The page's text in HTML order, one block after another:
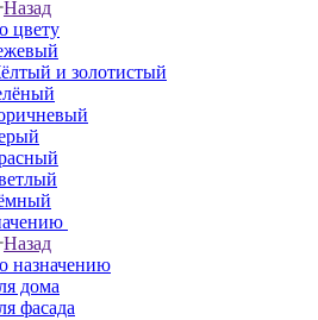
Назад
цвету
и золотистый
Назад
назначению
дома
фасада